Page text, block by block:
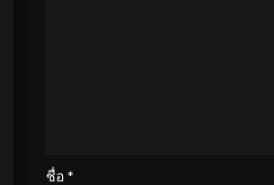
ชื่อ *